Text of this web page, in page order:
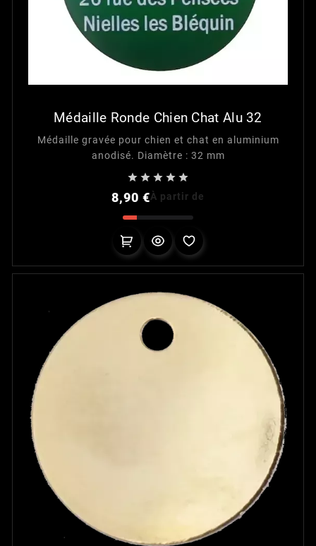
Médaille Ronde Chien Chat Alu 32
Médaille gravée pour chien et chat en aluminium
anodisé. Diamètre : 32 mm
    
8,90 €À partir de